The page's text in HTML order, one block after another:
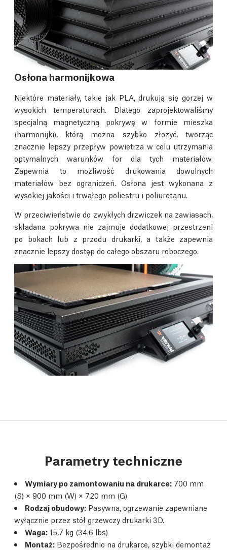
Osłona harmonijkowa
Niektóre materiały, takie jak PLA, drukują się gorzej w
wysokich temperaturach. Dlatego zaprojektowaliśmy
specjalną magnetyczną pokrywę w formie mieszka
(harmonijki), którą można szybko złożyć, tworząc
znacznie lepszy przepływ powietrza w celu utrzymania
optymalnych warunków for dla tych materiałów.
Zapewnia to możliwość drukowania dowolnych
materiałów bez ograniczeń. Osłona jest wykonana z
wysokiej jakości i trwałego poliestru i poliuretanu.
W przeciwieństwie do zwykłych drzwiczek na zawiasach,
składana pokrywa nie zajmuje dodatkowej przestrzeni
po bokach lub z przodu drukarki, a także zapewnia
znacznie lepszy dostęp do całego obszaru roboczego.
Parametry techniczne
Wymiary po zamontowaniu na drukarce: 700 mm
(S) × 900 mm (W) × 720 mm (G)
Rodzaj obudowy: Pasywna, ogrzewanie zapewniane
wyłącznie przez stół grzewczy drukarki 3D.
Waga: 15,7 kg (34.6 lbs)
Montaż: Bezpośrednio na drukarce, szybki demontaż